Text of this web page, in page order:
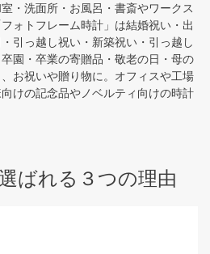
・洗面所・お風呂・書斎やワークス
ォトフレーム時計」は結婚祝い・出
引っ越し祝い・新築祝い・引っ越し
園・卒業の寄贈品・敬老の日・母の
お祝いや贈り物に。オフィスや工場
けの記念品やノベルティ向けの時計
ばれる３つの理由